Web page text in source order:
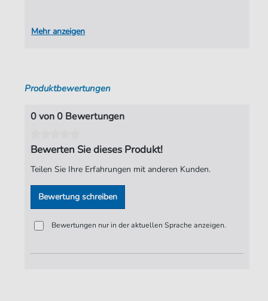
Mehr anzeigen
Produktbewertungen
0 von 0 Bewertungen
Bewerten Sie dieses Produkt!
Teilen Sie Ihre Erfahrungen mit anderen Kunden.
Bewertung schreiben
Bewertungen nur in der aktuellen Sprache anzeigen.